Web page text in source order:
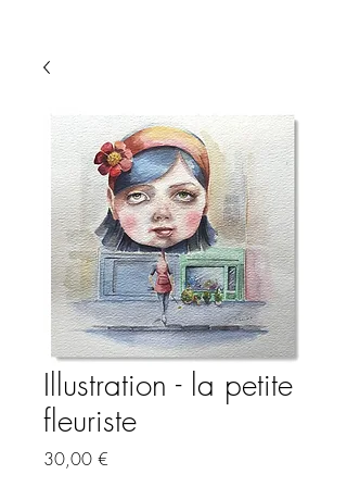
Illustration - la petite
fleuriste
30,00 €